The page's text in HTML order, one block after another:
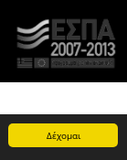
Δέχομαι